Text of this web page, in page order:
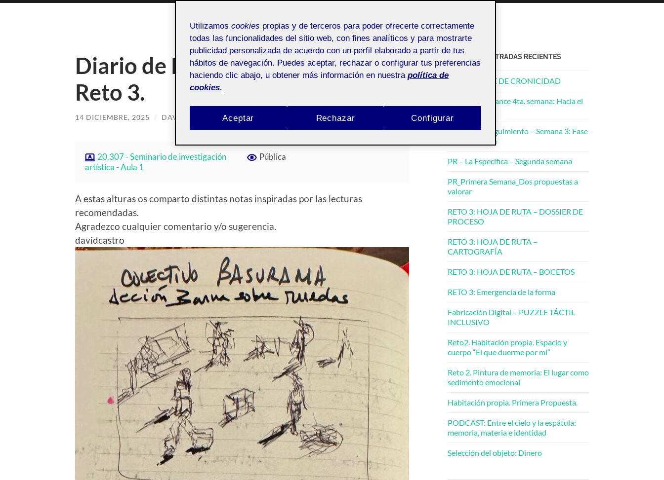
Diario de Proceso – Comentario
Reto 3.
14 DICIEMBRE, 2025 / DAVID ANGEL CASTRO MIRANDA SIN COMENTARIOS
20.307 - Seminario de investigación
artística - Aula 1
Pública
A estas alturas os comparto distintas notas inspiradas por las lecturas
recomendadas.
Agradezco cualquier comentario y/o sugerencia.
davidcastro
ACTIFOLIO ENTRADAS RECIENTES
PR – BOSQUE DE CRONICIDAD
Informe de Avance 4ta. semana: Hacia el
Informe de Seguimiento – Semana 3: Fase
de Fabricación
PR – La Específica – Segunda semana
PR_Primera Semana_Dos propuestas a
valorar
RETO 3: HOJA DE RUTA – DOSSIER DE
PROCESO
RETO 3: HOJA DE RUTA –
CARTOGRAFÍA
RETO 3: HOJA DE RUTA – BOCETOS
RETO 3: Emergencia de la forma
Fabricación Digital – PUZZLE TÁCTIL
INCLUSIVO
Reto2. Habitación propia. Espacio y
cuerpo “El que duerme por mí”
Reto 2. Pintura de memoria: El lugar como
sedimento emocional
Habitación propia. Primera Propuesta.
PODCAST: Entre el cielo y la espátula:
memoria, materia e identidad
Selección del objeto: Dinero
Utilizamos cookies propias y de terceros para poder ofrecerte correctamente
todas las funcionalidades del sitio web, con fines analíticos y para mostrarte
publicidad personalizada de acuerdo con un perfil elaborado a partir de tus
hábitos de navegación. Puedes aceptar, rechazar o configurar tus preferencias
haciendo clic abajo, u obtener más información en nuestra política de
cookies.
Rechazar
Aceptar Configurar